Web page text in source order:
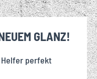
GLANZ!
Helfer perfekt